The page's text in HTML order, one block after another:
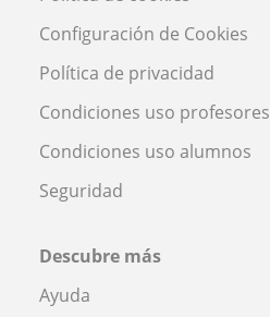
Configuración de Cookies
Política de privacidad
Condiciones uso profesores
Condiciones uso alumnos
Seguridad
Descubre más
Ayuda